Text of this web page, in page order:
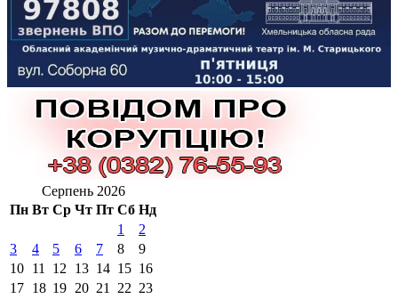
Серпень 2026
Пн Вт Ср Чт Пт Сб Нд
1
2
3
4 5 6 7 8
9
10 11 12 13 14 15 16
17 18 19 20 21 22 23